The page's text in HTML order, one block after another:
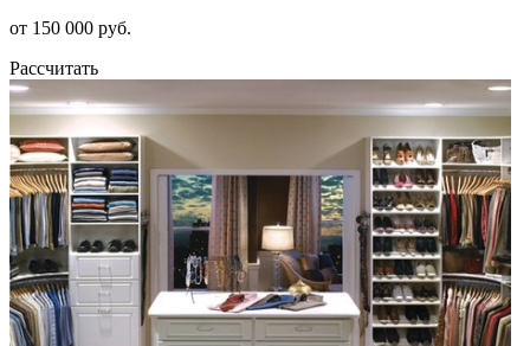
от 150 000 руб.
Рассчитать